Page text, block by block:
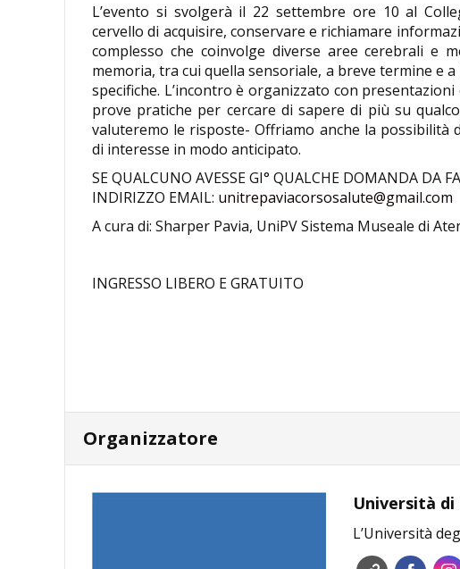
L’evento si svolgerà il 22 settembre ore 10 al
cervello di acquisire, conservare e richiamare
complesso che coinvolge diverse aree cerebrali e
memoria, tra cui quella sensoriale, a breve termine e
specifiche. L’incontro è organizzato con
prove pratiche per cercare di sapere di più su
valuteremo le risposte- Offriamo anche la possibilità
di interesse in modo anticipato.
SE QUALCUNO AVESSE GI° QUALCHE DOMANDA DA
INDIRIZZO EMAIL: unitrepaviacorsosalute@gmail.com
A cura di: Sharper Pavia, UniPV Sistema Museale di
INGRESSO LIBERO E GRATUITO
Organizzatore
Università di
L’Università